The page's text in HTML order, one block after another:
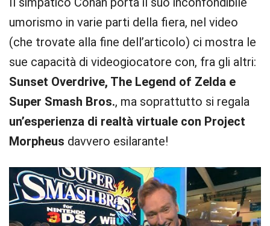
umorismo in varie parti della fiera, nel video
(che trovate alla fine dell’articolo) ci mostra le
sue capacità di videogiocatore con, fra gli altri:
Sunset Overdrive, The Legend of Zelda e
Super Smash Bros., ma soprattutto si regala
un’esperienza di realtà virtuale con Project
Morpheus davvero esilarante!